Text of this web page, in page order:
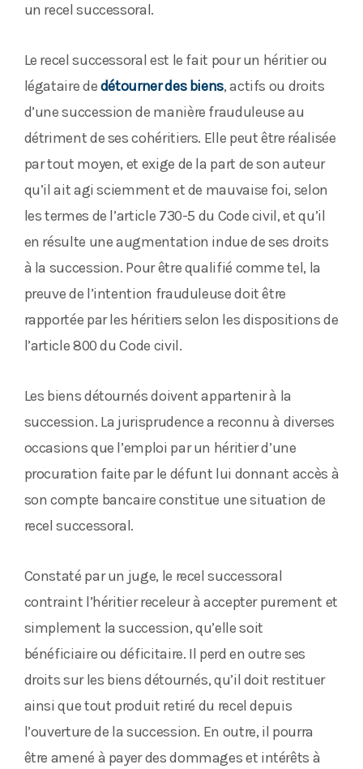
un recel successoral.
Le recel successoral est le fait pour un héritier ou
légataire dedétourner des biens, actifs ou droits
d’une succession de manière frauduleuse au
détriment de ses cohéritiers. Elle peut être réalisée
par tout moyen, et exige de la part de son auteur
qu’il ait agi sciemment et de mauvaise foi, selon
les termes de l’article 730-5 du Code civil, et qu’il
en résulte une augmentation indue de ses droits
à la succession. Pour être qualifié comme tel, la
preuve de l’intention frauduleuse doit être
rapportée par les héritiers selon les dispositions de
l’article 800 du Code civil.
Les biens détournés doivent appartenir à la
succession. La jurisprudence a reconnu à diverses
occasions que l’emploi par un héritier d’une
procuration faite par le défunt lui donnant accès à
son compte bancaire constitue une situation de
recel successoral.
Constaté par un juge, le recel successoral
contraint l’héritier receleur à accepter purement et
simplement la succession, qu’elle soit
bénéficiaire ou déficitaire. Il perd en outre ses
droits sur les biens détournés, qu’il doit restituer
ainsi que tout produit retiré du recel depuis
l’ouverture de la succession. En outre, il pourra
être amené à payer des dommages et intérêts à